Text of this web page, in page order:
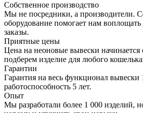
Собственное производство
Мы не посредники, а производители.
оборудование помогает нам
заказы.
Приятные цены
Цена на неоновые вывески начинается
подберем изделие для любого
Гарантии
Гарантия на весь функционал вывески
работоспособность 5 лет.
Опыт
Мы разработали более 1 000 изделий,